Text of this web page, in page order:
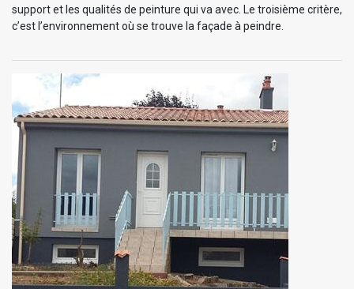
support et les qualités de peinture qui va avec. Le troisième critère,
c’est l’environnement où se trouve la façade à peindre.